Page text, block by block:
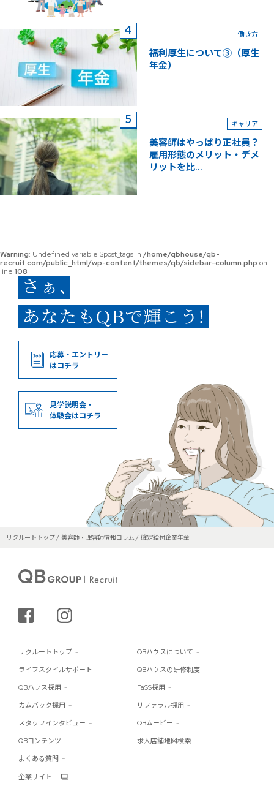
働き方
福利厚生について③（厚生
年金）
キャリア
美容師はやっぱり正社員？
雇用形態のメリット・デメ
リットを比...
Warning: Undefined variable $post_tags in /home/qbhouse/qb-
recruit.com/public_html/wp-content/themes/qb/sidebar-column.php on
line 108
応募・エントリー
はコチラ
見学説明会・
体験会はコチラ
リクルートトップ 美容師・理容師情報コラム 確定給付企業年金
シェアする
リクルートトップ QBハウスについて
ライフスタイルサポート QBハウスの研修制度
QBハウス採用 FaSS採用
カムバック採用 リファラル採用
スタッフインタビュー QBムービー
QBコンテンツ 求人店舗地図検索
よくある質問
企業サイト